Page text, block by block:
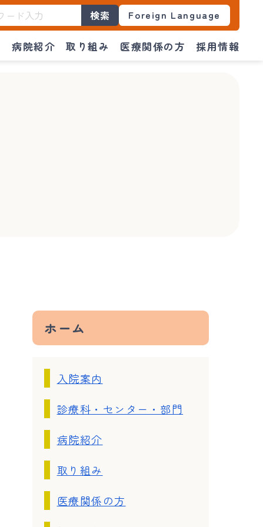
病院紹介 取り組み 医療関係の方 採用情報
検索 Foreign Language
ホーム
入院案内
診療科・センター・部門
病院紹介
取り組み
医療関係の方